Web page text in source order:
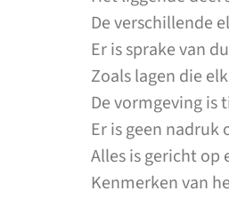
De verschillende
Er is sprake van
Zoals lagen die
De vormgeving is
Er is geen nadruk
Alles is gericht op
Kenmerken van